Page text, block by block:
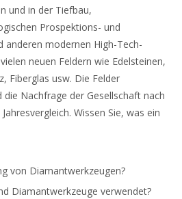
und in der Tiefbau,
Prospektions- und
anderen modernen High-Tech-
neuen Feldern wie Edelsteinen,
Fiberglas usw. Die Felder
die Nachfrage der Gesellschaft nach
Wissen Sie, was ein
von Diamantwerkzeugen?
Diamantwerkzeuge verwendet?